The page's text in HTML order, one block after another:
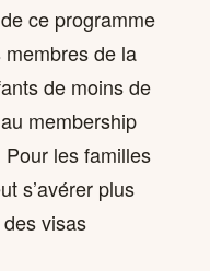
ce programme
membres de la
de moins de
membership
les familles
s’avérer plus
visas